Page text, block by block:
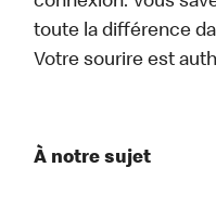
toute la différence
Votre sourire est
À notre sujet